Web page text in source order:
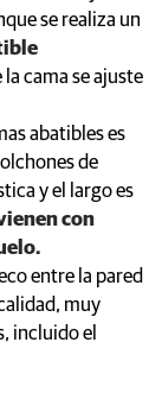
se realiza un
cama se ajuste
abatibles es
de
y el largo es
con
entre la pared
muy
incluido el